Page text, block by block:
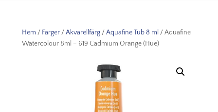
Hem / Färger/Akvarellfärg/Aquafine Tub 8 ml / Aquafine
Watercolour 8ml – 619 Cadmium Orange (Hue)